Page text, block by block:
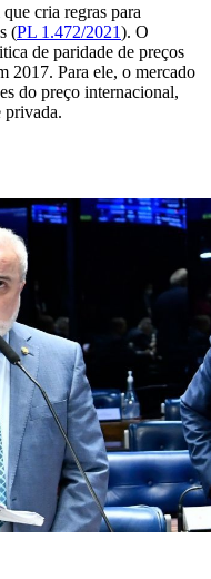
cria regras para
(PL 1.472/2021). O
de paridade de preços
2017. Para ele, o mercado
do preço internacional,
privada.